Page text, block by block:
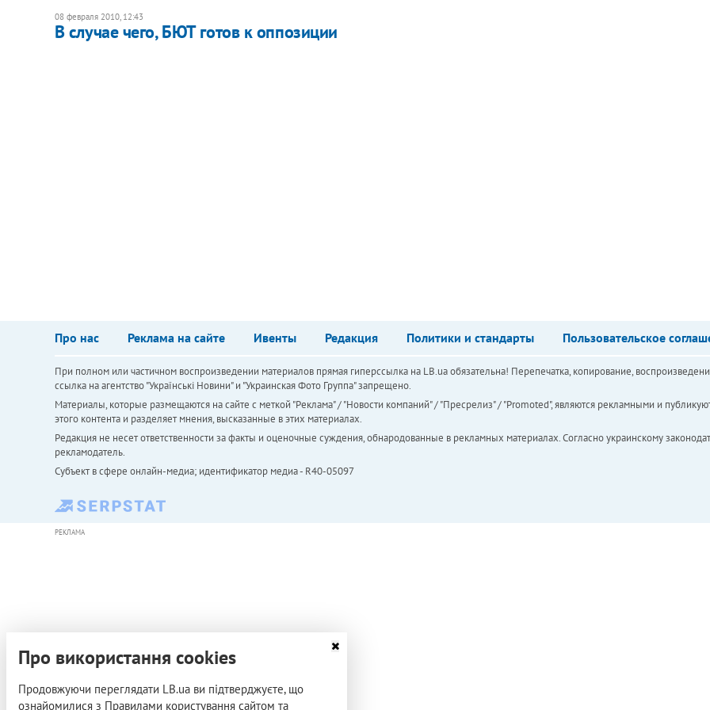
08 февраля 2010, 12:43
В случае чего, БЮТ готов к оппозиции
Про нас Реклама на сайте Ивенты Редакция Политики и стандарты Пользовательское
При полном или частичном воспроизведении материалов прямая гиперссылка на LB.ua обязательна! Перепечатка, копирование,
ссылка на агентство "Українськi Новини" и "Украинская Фото Группа" запрещено.
Материалы, которые размещаются на сайте с меткой "Реклама" / "Новости компаний" / "Пресрелиз" / "Promoted", являются рекламными и
этого контента и разделяет мнения, высказанные в этих материалах.
Редакция не несет ответственности за факты и оценочные суждения, обнародованные в рекламных материалах. Согласно украинскому
рекламодатель.
Субъект в сфере онлайн-медиа; идентификатор медиа - R40-05097
РЕКЛАМА
Про використання cookies
Продовжуючи переглядати LB.ua ви підтверджуєте, що
ознайомилися з Правилами користування сайтом та